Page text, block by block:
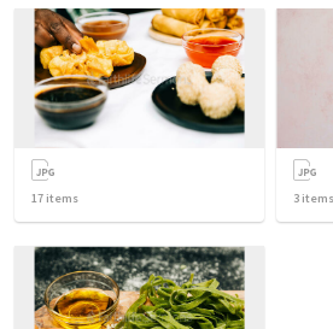
17 items 3 items